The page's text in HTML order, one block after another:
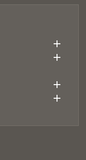



